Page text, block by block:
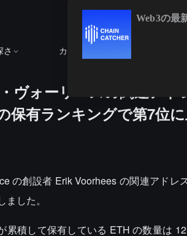
さ カレンダー
ヴォーリースの関連ア
保有ランキングで第7位に
の創設者 Erik Voorhees の関連アド
した。
累積して保有している ETH の数量は
Web3の最